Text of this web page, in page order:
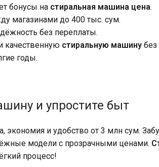
бонусы на стиральная машина цена.
магазинами до 400 тыс. сум.
без переплаты.
качественную стиральную машину без
годы.
и упростите быт
экономия и удобство от 3 млн сум.
модели с прозрачными ценами.
процесс!